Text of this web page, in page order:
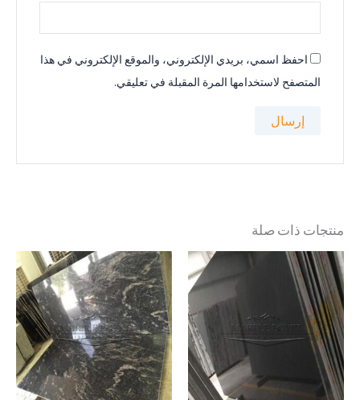
احفظ اسمي، بريدي الإلكتروني، والموقع الإلكتروني في هذا
المتصفح لاستخدامها المرة المقبلة في تعليقي.
منتجات ذات صلة